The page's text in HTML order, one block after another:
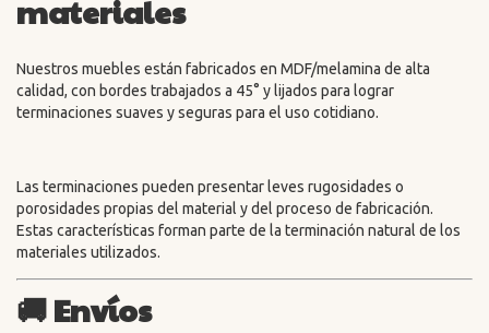
materiales
Nuestros muebles están fabricados en MDF/melamina de alta
calidad, con bordes trabajados a 45° y lijados para lograr
terminaciones suaves y seguras para el uso cotidiano.
Las terminaciones pueden presentar leves rugosidades o
porosidades propias del material y del proceso de fabricación.
Estas características forman parte de la terminación natural de los
materiales utilizados.
🚚Envíos